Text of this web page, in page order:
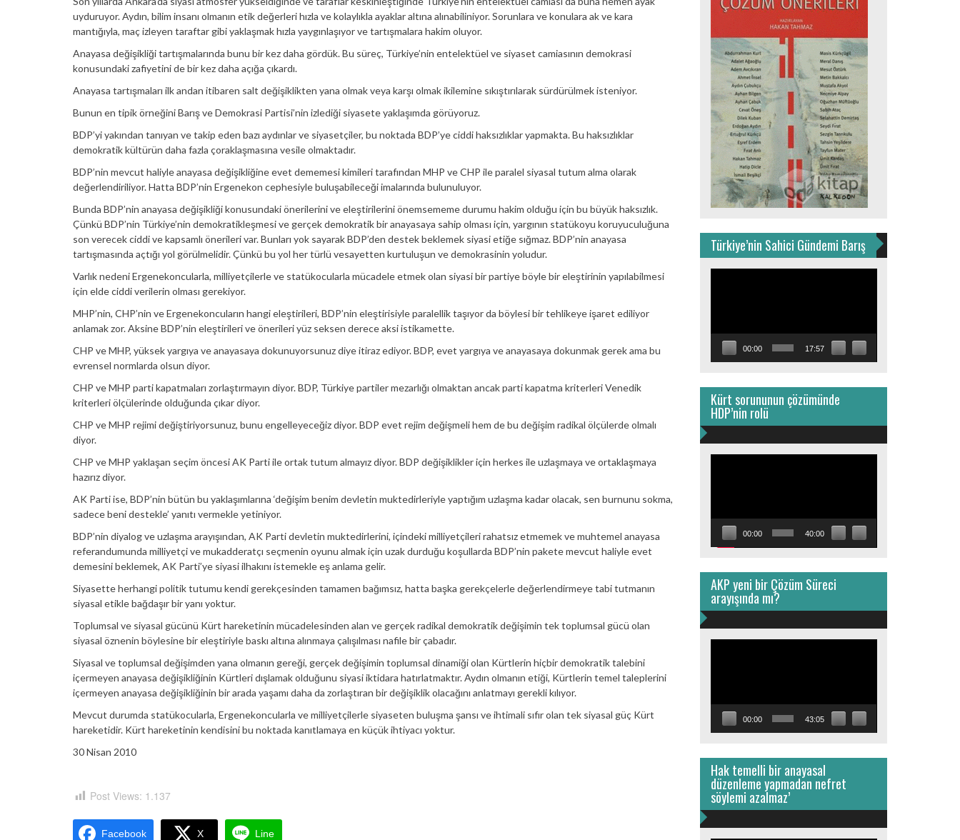
uyduruyor. Aydın, bilim insanı olmanın etik değerleri hızla ve kolaylıkla ayaklar altına alınabiliniyor. Sorunlara ve konulara ak ve kara
mantığıyla, maç izleyen taraftar gibi yaklaşmak hızla yaygınlaşıyor ve tartışmalara hakim oluyor.
Anayasa değişikliği tartışmalarında bunu bir kez daha gördük. Bu süreç, Türkiye’nin entelektüel ve siyaset camiasının demokrasi
konusundaki zafiyetini de bir kez daha açığa çıkardı.
Anayasa tartışmaları ilk andan itibaren salt değişiklikten yana olmak veya karşı olmak ikilemine sıkıştırılarak sürdürülmek isteniyor.
Bunun en tipik örneğini Barış ve Demokrasi Partisi’nin izlediği siyasete yaklaşımda görüyoruz.
BDP’yi yakından tanıyan ve takip eden bazı aydınlar ve siyasetçiler, bu noktada BDP’ye ciddi haksızlıklar yapmakta. Bu haksızlıklar
demokratik kültürün daha fazla çoraklaşmasına vesile olmaktadır.
BDP’nin mevcut haliyle anayasa değişikliğine evet dememesi kimileri tarafından MHP ve CHP ile paralel siyasal tutum alma olarak
değerlendiriliyor. Hatta BDP’nin Ergenekon cephesiyle buluşabileceği imalarında bulunuluyor.
Bunda BDP’nin anayasa değişikliği konusundaki önerilerini ve eleştirilerini önemsememe durumu hakim olduğu için bu büyük haksızlık.
Çünkü BDP’nin Türkiye’nin demokratikleşmesi ve gerçek demokratik bir anayasaya sahip olması için, yargının statükoyu koruyuculuğuna
son verecek ciddi ve kapsamlı önerileri var. Bunları yok sayarak BDP’den destek beklemek siyasi etiğe sığmaz. BDP’nin anayasa
tartışmasında açtığı yol görülmelidir. Çünkü bu yol her türlü vesayetten kurtuluşun ve demokrasinin yoludur.
Varlık nedeni Ergenekoncularla, milliyetçilerle ve statükocularla mücadele etmek olan siyasi bir partiye böyle bir eleştirinin yapılabilmesi
için elde ciddi verilerin olması gerekiyor.
MHP’nin, CHP’nin ve Ergenekoncuların hangi eleştirileri, BDP’nin eleştirisiyle paralellik taşıyor da böylesi bir tehlikeye işaret ediliyor
anlamak zor. Aksine BDP’nin eleştirileri ve önerileri yüz seksen derece aksi istikamette.
CHP ve MHP, yüksek yargıya ve anayasaya dokunuyorsunuz diye itiraz ediyor. BDP, evet yargıya ve anayasaya dokunmak gerek ama bu
evrensel normlarda olsun diyor.
CHP ve MHP parti kapatmaları zorlaştırmayın diyor. BDP, Türkiye partiler mezarlığı olmaktan ancak parti kapatma kriterleri Venedik
kriterleri ölçülerinde olduğunda çıkar diyor.
CHP ve MHP rejimi değiştiriyorsunuz, bunu engelleyeceğiz diyor. BDP evet rejim değişmeli hem de bu değişim radikal ölçülerde olmalı
diyor.
CHP ve MHP yaklaşan seçim öncesi AK Parti ile ortak tutum almayız diyor. BDP değişiklikler için herkes ile uzlaşmaya ve ortaklaşmaya
hazırız diyor.
AK Parti ise, BDP’nin bütün bu yaklaşımlarına ‘değişim benim devletin muktedirleriyle yaptığım uzlaşma kadar olacak, sen burnunu sokma,
sadece beni destekle’ yanıtı vermekle yetiniyor.
BDP’nin diyalog ve uzlaşma arayışından, AK Parti devletin muktedirlerini, içindeki milliyetçileri rahatsız etmemek ve muhtemel anayasa
referandumunda milliyetçi ve mukadderatçı seçmenin oyunu almak için uzak durduğu koşullarda BDP’nin pakete mevcut haliyle evet
demesini beklemek, AK Parti’ye siyasi ilhakını istemekle eş anlama gelir.
Siyasette herhangi politik tutumu kendi gerekçesinden tamamen bağımsız, hatta başka gerekçelerle değerlendirmeye tabi tutmanın
siyasal etikle bağdaşır bir yanı yoktur.
Toplumsal ve siyasal gücünü Kürt hareketinin mücadelesinden alan ve gerçek radikal demokratik değişimin tek toplumsal gücü olan
siyasal öznenin böylesine bir eleştiriyle baskı altına alınmaya çalışılması nafile bir çabadır.
Siyasal ve toplumsal değişimden yana olmanın gereği, gerçek değişimin toplumsal dinamiği olan Kürtlerin hiçbir demokratik talebini
içermeyen anayasa değişikliğinin Kürtleri dışlamak olduğunu siyasi iktidara hatırlatmaktır. Aydın olmanın etiği, Kürtlerin temel taleplerini
içermeyen anayasa değişikliğinin bir arada yaşamı daha da zorlaştıran bir değişiklik olacağını anlatmayı gerekli kılıyor.
Mevcut durumda statükocularla, Ergenekoncularla ve milliyetçilerle siyaseten buluşma şansı ve ihtimali sıfır olan tek siyasal güç Kürt
hareketidir. Kürt hareketinin kendisini bu noktada kanıtlamaya en küçük ihtiyacı yoktur.
30 Nisan 2010
Post Views: 1.137
Facebook X Line
Türkiye’nin Sahici Gündemi Barış
00:00 17:57
Kürt sorununun çözümünde
HDP’nin rolü
00:00 40:00
AKP yeni bir Çözüm Süreci
arayışında mı?
00:00 43:05
Hak temelli bir anayasal
düzenleme yapmadan nefret
söylemi azalmaz’